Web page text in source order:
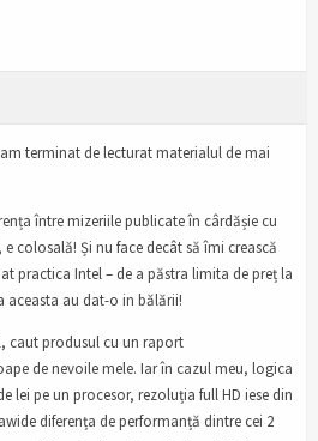
terminat de lecturat materialul de mai
între mizeriile publicate în cârdășie cu
colosală! Și nu face decât să îmi crească
practica Intel – de a păstra limita de preț la
aceasta au dat-o in bălării!
caut produsul cu un raport
de nevoile mele. Iar în cazul meu, logica
lei pe un procesor, rezoluția full HD iese din
diferența de performanță dintre cei 2